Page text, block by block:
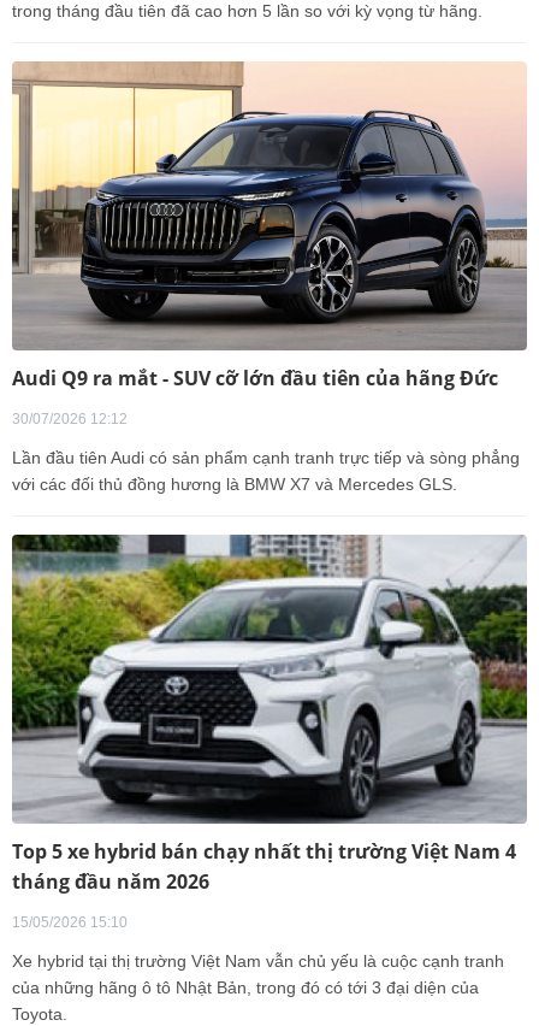
trong tháng đầu tiên đã cao hơn 5 lần so với kỳ vọng từ hãng.
Audi Q9 ra mắt - SUV cỡ lớn đầu tiên của hãng Đức
30/07/2026 12:12
Lần đầu tiên Audi có sản phẩm cạnh tranh trực tiếp và sòng phẳng
với các đối thủ đồng hương là BMW X7 và Mercedes GLS.
Top 5 xe hybrid bán chạy nhất thị trường Việt Nam 4
tháng đầu năm 2026
15/05/2026 15:10
Xe hybrid tại thị trường Việt Nam vẫn chủ yếu là cuộc cạnh tranh
của những hãng ô tô Nhật Bản, trong đó có tới 3 đại diện của
Toyota.